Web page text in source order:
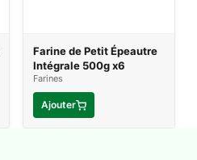
Farine de Petit Épeautre
Intégrale 500g x6
Farines
Ajouter